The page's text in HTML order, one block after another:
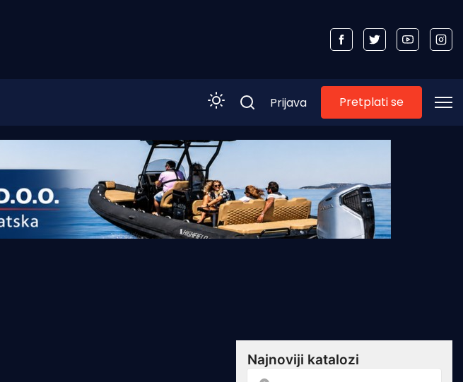
Prijava Pretplati se